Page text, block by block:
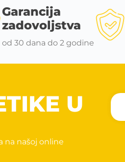
Garancija
zadovoljstva
od 30 dana do 2 godine
U
na našoj online